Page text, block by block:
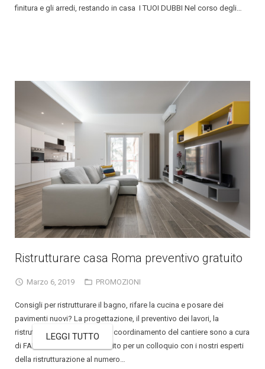
finitura e gli arredi, restando in casa I TUOI DUBBI Nel corso degli…
Ristrutturare casa Roma preventivo gratuito
Marzo 6, 2019 PROMOZIONI
Consigli per ristrutturare il bagno, rifare la cucina e posare dei
pavimenti nuovi? La progettazione, il preventivo dei lavori, la
ristrutturazione completa e il coordinamento del cantiere sono a cura
di FARECASA Contattaci subito per un colloquio con i nostri esperti
della ristrutturazione al numero…
LEGGI TUTTO